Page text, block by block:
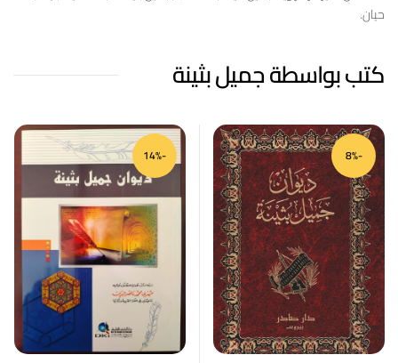
حيان.
كتب بواسطة جميل بثينة
-8%
-14%